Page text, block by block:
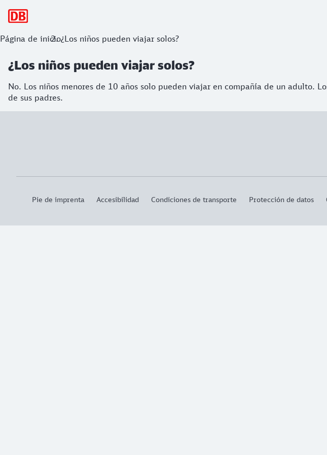
Página de inicio¿Los niños pueden viajar solos?
¿Los niños pueden viajar solos?
No. Los niños menores de 10 años solo pueden viajar en compañía de un adulto.
de sus padres.
Pie de imprenta Accesibilidad Condiciones de transporte Protección de datos